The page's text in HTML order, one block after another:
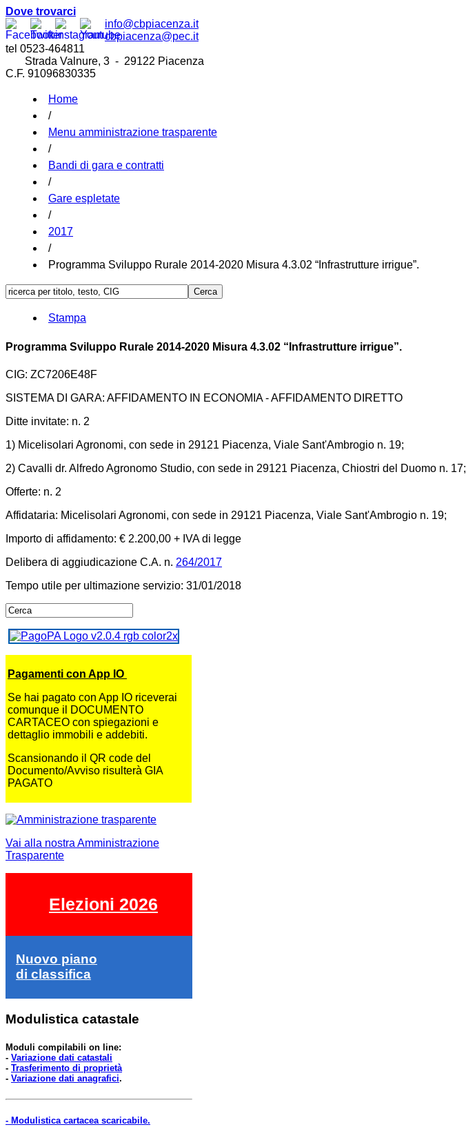
Dove trovarci
info@cbpiacenza.it
cbpiacenza@pec.it
tel 0523-464811
Strada Valnure, 3 - 29122 Piacenza
C.F. 91096830335
Home
/
Menu amministrazione trasparente
/
Bandi di gara e contratti
/
Gare espletate
/
2017
/
Programma Sviluppo Rurale 2014-2020 Misura 4.3.02 “Infrastrutture irrigue”.
Stampa
Programma Sviluppo Rurale 2014-2020 Misura 4.3.02 “Infrastrutture irrigue”.
CIG: ZC7206E48F
SISTEMA DI GARA: AFFIDAMENTO IN ECONOMIA - AFFIDAMENTO DIRETTO
Ditte invitate: n. 2
1) Micelisolari Agronomi, con sede in 29121 Piacenza, Viale Sant'Ambrogio n. 19;
2) Cavalli dr. Alfredo Agronomo Studio, con sede in 29121 Piacenza, Chiostri del Duomo n. 17;
Offerte: n. 2
Affidataria: Micelisolari Agronomi, con sede in 29121 Piacenza, Viale Sant'Ambrogio n. 19;
Importo di affidamento: € 2.200,00 + IVA di legge
Delibera di aggiudicazione C.A. n. 264/2017
Tempo utile per ultimazione servizio: 31/01/2018
Pagamenti con App IO
Se hai pagato con App IO riceverai
comunque il DOCUMENTO
CARTACEO con spiegazioni e
dettaglio immobili e addebiti.
Scansionando il QR code del
Documento/Avviso risulterà GIA
PAGATO
Vai alla nostra Amministrazione
Trasparente
Elezioni 2026
Nuovo piano
di classifica
Modulistica catastale
Moduli compilabili on line:
- Variazione dati catastali
- Trasferimento di proprietà
- Variazione dati anagrafici.
- Modulistica cartacea scaricabile.